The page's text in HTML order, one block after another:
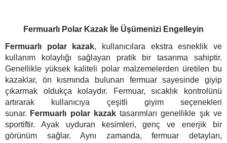
Fermuarlı Polar Kazak İle Üşümenizi Engelleyin
Fermuarlı polar kazak, kullanıcılara ekstra esneklik ve
kullanım kolaylığı sağlayan pratik bir tasarıma sahiptir.
Genellikle yüksek kaliteli polar malzemelerden üretilen bu
kazaklar, ön kısmında bulunan fermuar sayesinde giyip
çıkarmak oldukça kolaydır. Fermuar, sıcaklık kontrolünü
artırarak kullanıcıya çeşitli giyim seçenekleri
sunar. Fermuarlı polar kazaktasarımları genellikle şık ve
sportiftir. Ayak uyduran kesimleri, genç ve enerjik bir
görünüm sağlar. Aynı zamanda, fermuar detayları,